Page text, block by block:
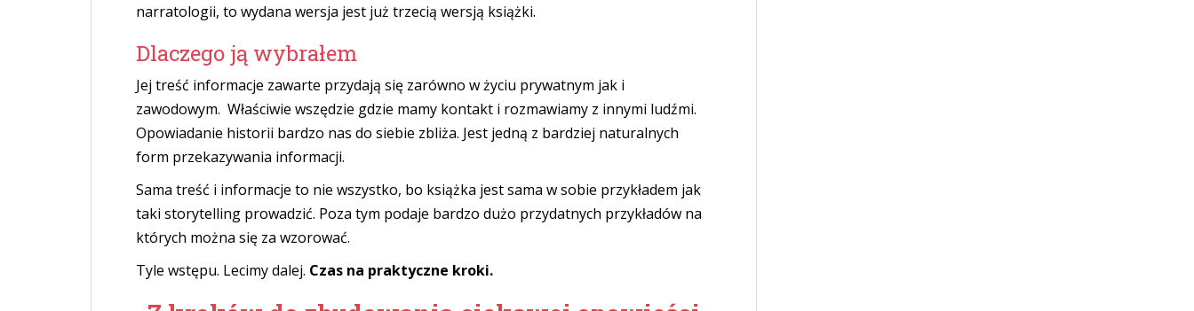
narratologii, to wydana wersja jest już trzecią wersją książki.
Dlaczego ją wybrałem
Jej treść informacje zawarte przydają się zarówno w życiu prywatnym jak i
zawodowym. Właściwie wszędzie gdzie mamy kontakt i rozmawiamy z innymi ludźmi.
Opowiadanie historii bardzo nas do siebie zbliża. Jest jedną z bardziej naturalnych
form przekazywania informacji.
Sama treść i informacje to nie wszystko, bo książka jest sama w sobie przykładem jak
taki storytelling prowadzić. Poza tym podaje bardzo dużo przydatnych przykładów na
których można się za wzorować.
Tyle wstępu. Lecimy dalej. Czas na praktyczne kroki.